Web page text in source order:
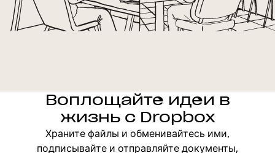
Воплощайте идеи в
жизнь с Dropbox
Храните файлы и обменивайтесь ими,
подписывайте и отправляйте документы,